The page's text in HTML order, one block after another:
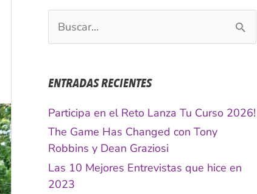
u
c
r
p
o
:
ENTRADAS RECIENTES
Participa en el Reto Lanza Tu Curso 2026!
The Game Has Changed con Tony
Robbins y Dean Graziosi
Las 10 Mejores Entrevistas que hice en
2023